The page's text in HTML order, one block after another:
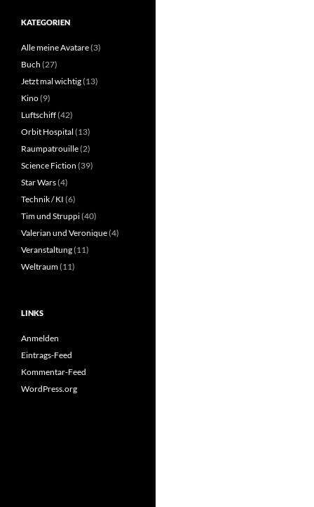
KATEGORIEN
Alle meine Avatare(3)
Buch (27)
Jetzt mal wichtig(13)
Kino(9)
Luftschiff(42)
Orbit Hospital (13)
Raumpatrouille(2)
Science Fiction (39)
Star Wars(4)
Technik / KI (6)
Tim und Struppi(40)
Valerian und Veronique(4)
Veranstaltung(11)
Weltraum(11)
LINKS
Anmelden
Eintrags-Feed
Kommentar-Feed
WordPress.org